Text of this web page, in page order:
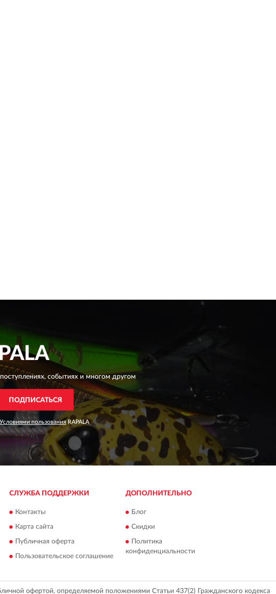
событиях и многом другом
ПОДПИСАТЬСЯ
Условиями пользования RAPALA
СЛУЖБА ПОДДЕРЖКИ
Контакты
Карта сайта
Публичная оферта
Пользовательское соглашение
ДОПОЛНИТЕЛЬНО
Блог
Скидки
Политика
конфиденциальности
офертой, определяемой положениями Статьи 437(2) Гражданского кодекса